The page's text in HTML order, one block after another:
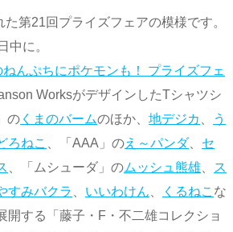
第21回プライズフェアの模様です。
中に。
んぷちにポケモンも！ プライズフェ
WorksがデザインしたTシャツシ
の くまのバームのほか、 地デジカ
う
ろねこ 、「AAA」のえ～パンダ、 セ
、「ムシューダ」のムッシュ熊雄
ス
すみバクラ いいわけん くるねこ な
開する「藤子・F・不二雄コレクショ